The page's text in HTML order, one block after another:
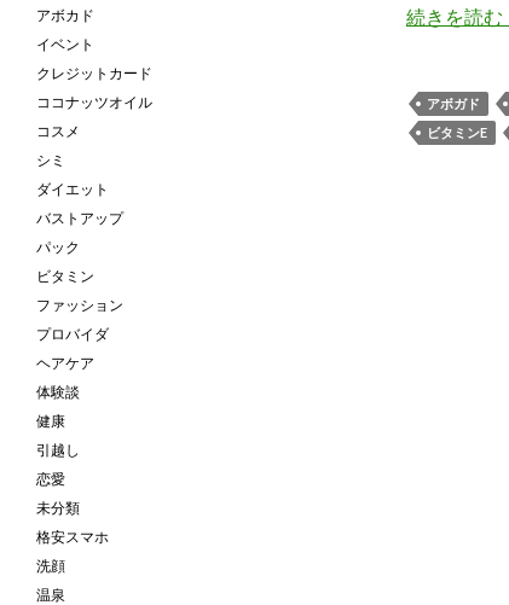
続きを読む
アボガド
ビタミンE
アボカド
イベント
クレジットカード
ココナッツオイル
コスメ
シミ
ダイエット
バストアップ
パック
ビタミン
ファッション
プロバイダ
ヘアケア
体験談
健康
引越し
恋愛
未分類
格安スマホ
洗顔
温泉